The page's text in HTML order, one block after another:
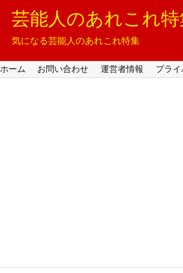
芸能人のあれこれ特
気になる芸能人のあれこれ特集
ホーム お問い合わせ 運営者情報 プラ